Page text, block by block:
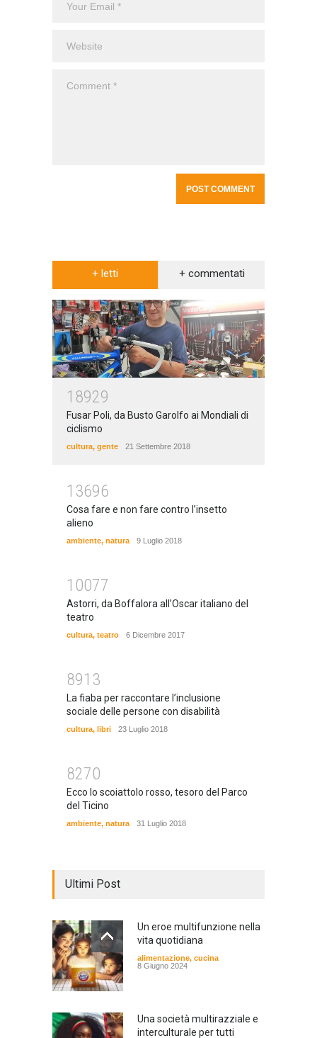
+ letti + commentati
18929
Fusar Poli, da Busto Garolfo ai Mondiali di
ciclismo
cultura, gente 21 Settembre 2018
13696
Cosa fare e non fare contro l’insetto
alieno
ambiente, natura 9 Luglio 2018
10077
Astorri, da Boffalora all’Oscar italiano del
teatro
cultura, teatro 6 Dicembre 2017
8913
La fiaba per raccontare l’inclusione
sociale delle persone con disabilità
cultura, libri 23 Luglio 2018
8270
Ecco lo scoiattolo rosso, tesoro del Parco
del Ticino
ambiente, natura 31 Luglio 2018
Ultimi Post
Un eroe multifunzione nella
vita quotidiana
alimentazione, cucina
8 Giugno 2024
Una società multirazziale e
interculturale per tutti